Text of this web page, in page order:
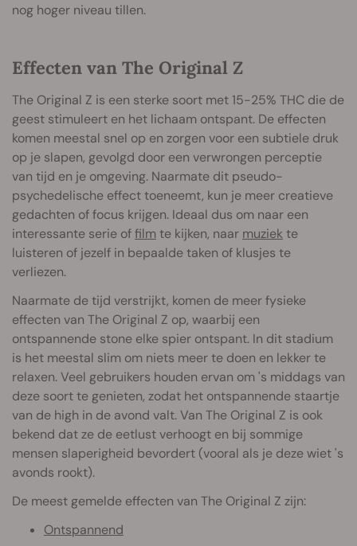
nog hoger niveau tillen.
Effecten van The Original Z
The Original Z is een sterke soort met 15-25% THC die de
geest stimuleert en het lichaam ontspant. De effecten
komen meestal snel op en zorgen voor een subtiele druk
op je slapen, gevolgd door een verwrongen perceptie
van tijd en je omgeving. Naarmate dit pseudo-
psychedelische effect toeneemt, kun je meer creatieve
gedachten of focus krijgen. Ideaal dus om naar een
interessante serie offilmte kijken, naar muziekte
luisteren of jezelf in bepaalde taken of klusjes te
verliezen.
Naarmate de tijd verstrijkt, komen de meer fysieke
effecten van The Original Z op, waarbij een
ontspannende stone elke spier ontspant. In dit stadium
is het meestal slim om niets meer te doen en lekker te
relaxen. Veel gebruikers houden ervan om 's middags van
deze soort te genieten, zodat het ontspannende staartje
van de high in de avond valt. Van The Original Z is ook
bekend dat ze de eetlust verhoogt en bij sommige
mensen slaperigheid bevordert (vooral als je deze wiet 's
avonds rookt).
De meest gemelde effecten van The Original Z zijn:
Ontspannend